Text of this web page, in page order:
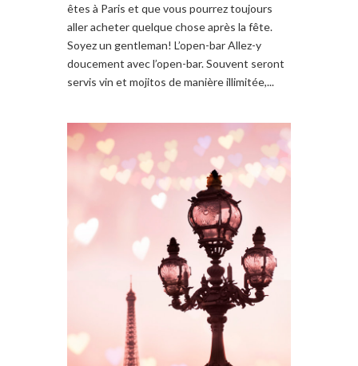
êtes à Paris et que vous pourrez toujours
aller acheter quelque chose après la fête.
Soyez un gentleman! L’open-bar Allez-y
doucement avec l’open-bar. Souvent seront
servis vin et mojitos de manière illimitée,...